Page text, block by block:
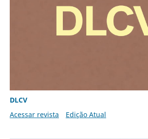
DLCV
Acessar revista
Edição Atual